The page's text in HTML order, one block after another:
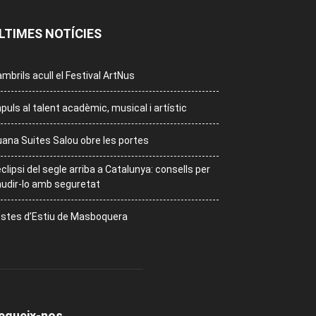
NOTÍCIES
acull el Festival ArtNus
al talent acadèmic, musical i artístic
Suites Salou obre les portes
del segle arriba a Catalunya: consells per
lo amb seguretat
d’Estiu de Masboquera